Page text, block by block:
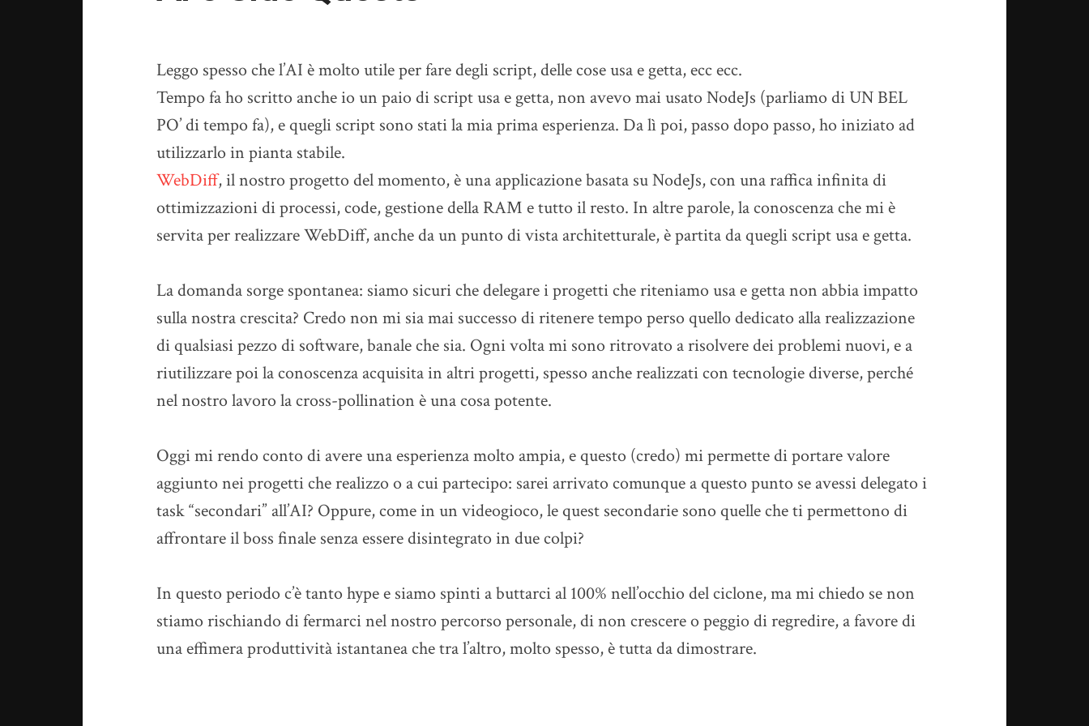
Leggo spesso che l’AI è molto utile per fare degli script, delle cose usa e getta, ecc ecc.
Tempo fa ho scritto anche io un paio di script usa e getta, non avevo mai usato NodeJs (parliamo di UN BEL
PO’ di tempo fa), e quegli script sono stati la mia prima esperienza. Da lì poi, passo dopo passo, ho iniziato ad
utilizzarlo in pianta stabile.
WebDiff, il nostro progetto del momento, è una applicazione basata su NodeJs, con una raffica infinita di
ottimizzazioni di processi, code, gestione della RAM e tutto il resto. In altre parole, la conoscenza che mi è
servita per realizzare WebDiff, anche da un punto di vista architetturale, è partita da quegli script usa e getta.
La domanda sorge spontanea: siamo sicuri che delegare i progetti che riteniamo usa e getta non abbia impatto
sulla nostra crescita? Credo non mi sia mai successo di ritenere tempo perso quello dedicato alla realizzazione
di qualsiasi pezzo di software, banale che sia. Ogni volta mi sono ritrovato a risolvere dei problemi nuovi, e a
riutilizzare poi la conoscenza acquisita in altri progetti, spesso anche realizzati con tecnologie diverse, perché
nel nostro lavoro la cross-pollination è una cosa potente.
Oggi mi rendo conto di avere una esperienza molto ampia, e questo (credo) mi permette di portare valore
aggiunto nei progetti che realizzo o a cui partecipo: sarei arrivato comunque a questo punto se avessi delegato i
task “secondari” all’AI? Oppure, come in un videogioco, le quest secondarie sono quelle che ti permettono di
affrontare il boss finale senza essere disintegrato in due colpi?
In questo periodo c’è tanto hype e siamo spinti a buttarci al 100% nell’occhio del ciclone, ma mi chiedo se non
stiamo rischiando di fermarci nel nostro percorso personale, di non crescere o peggio di regredire, a favore di
una effimera produttività istantanea che tra l’altro, molto spesso, è tutta da dimostrare.